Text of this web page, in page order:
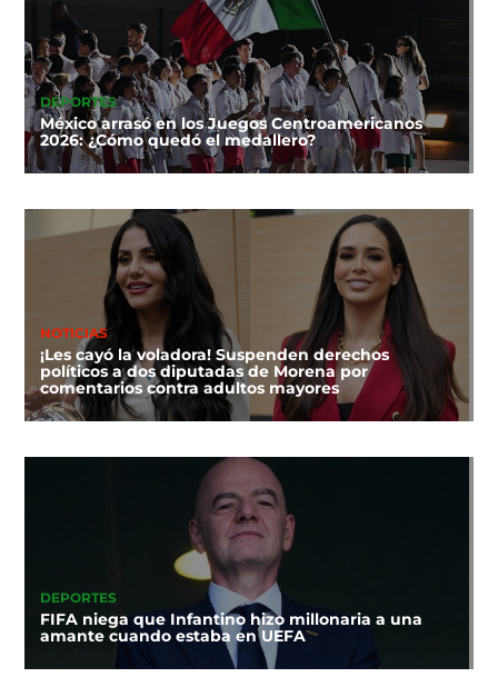
DEPORTES
México arrasó en los Juegos Centroamericanos
2026: ¿Cómo quedó el medallero?
NOTICIAS
¡Les cayó la voladora! Suspenden derechos
políticos a dos diputadas de Morena por
comentarios contra adultos mayores
DEPORTES
FIFA niega que Infantino hizo millonaria a una
amante cuando estaba en UEFA